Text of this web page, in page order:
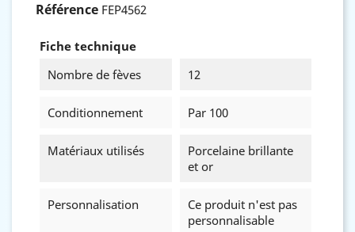
Référence FEP4562
Fiche technique
Nombre de fèves
12
Conditionnement Par 100
Matériaux utilisés
Porcelaine brillante
et or
Personnalisation
Ce produit n'est pas
personnalisable